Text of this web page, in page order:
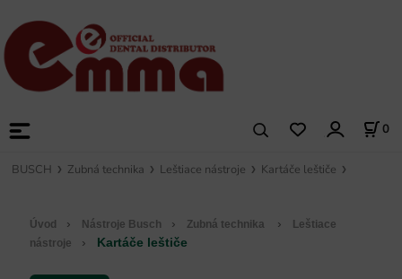
0
BUSCH Zubná technika Leštiace nástroje Kartáče leštiče
Úvod › Nástroje Busch › Zubná technika ›
Leštiace
nástroje
› Kartáče leštiče